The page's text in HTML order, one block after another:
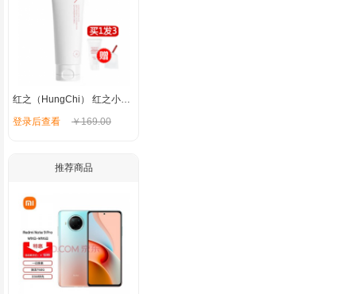
红之（HungChi） 红之小亲净洗面奶氨基酸洁面乳女控油学生温和敏感肌男士 小亲净洗面奶100g【油皮混油皮】
登录后查看
￥169.00
推荐商品